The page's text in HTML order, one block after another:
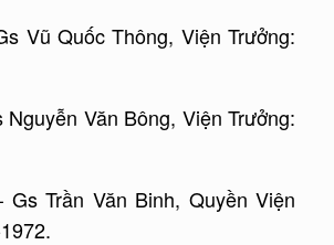
Thông, Viện Trưởng:
Văn Bông, Viện Trưởng:
Văn Binh, Quyền Viện